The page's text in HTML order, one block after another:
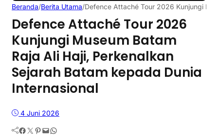
Beranda/Berita Utama/Defence Attaché Tour 2026 Kunjungi
Defence Attaché Tour 2026
Kunjungi Museum Batam
Raja Ali Haji, Perkenalkan
Sejarah Batam kepada Dunia
Internasional
4 Juni 2026
Facebook Twitter Pinterest Mail WhatsApp